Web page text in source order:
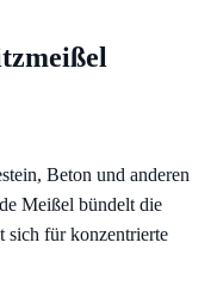
Beton und anderen
Meißel bündelt die
sich für konzentrierte